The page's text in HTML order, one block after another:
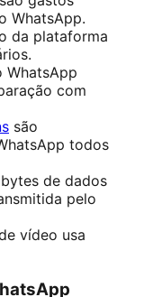
WhatsApp.
da plataforma
WhatsApp
com
são
todos
de dados
pelo
vídeo usa